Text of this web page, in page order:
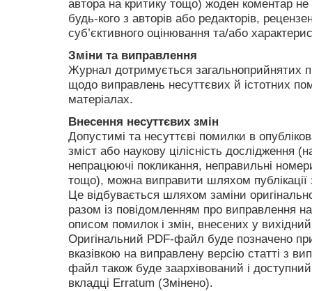
автора на критику тощо) жоден коментар
будь-кого з авторів або редакторів,
суб’єктивного оцінювання та/або
Зміни та виправлення
Журнал дотримується загальноприйнятих
щодо виправлень несуттєвих й істотних
матеріалах.
Внесення несуттєвих змін
Допустимі та несуттєві помилки в
зміст або наукову цілісність дослідження
непрацюючі покликання, неправильні
тощо), можна виправити шляхом публікації
Це відбувається шляхом заміни
разом із повідомленням про виправлення
описом помилок і змін, внесених у
Оригінальний PDF-файл буде позначено
вказівкою на виправлену версію статті з
файл також буде заархівований і
вкладці Erratum (Змінено).